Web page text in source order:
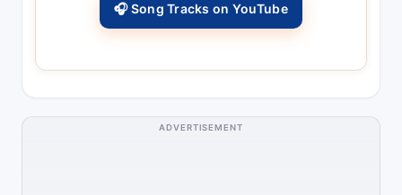
🎧 Song Tracks on YouTube
ADVERTISEMENT